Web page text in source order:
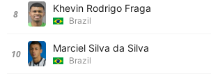
8 Khevin Rodrigo Fraga
Brazil
10 Marciel Silva da Silva
Brazil